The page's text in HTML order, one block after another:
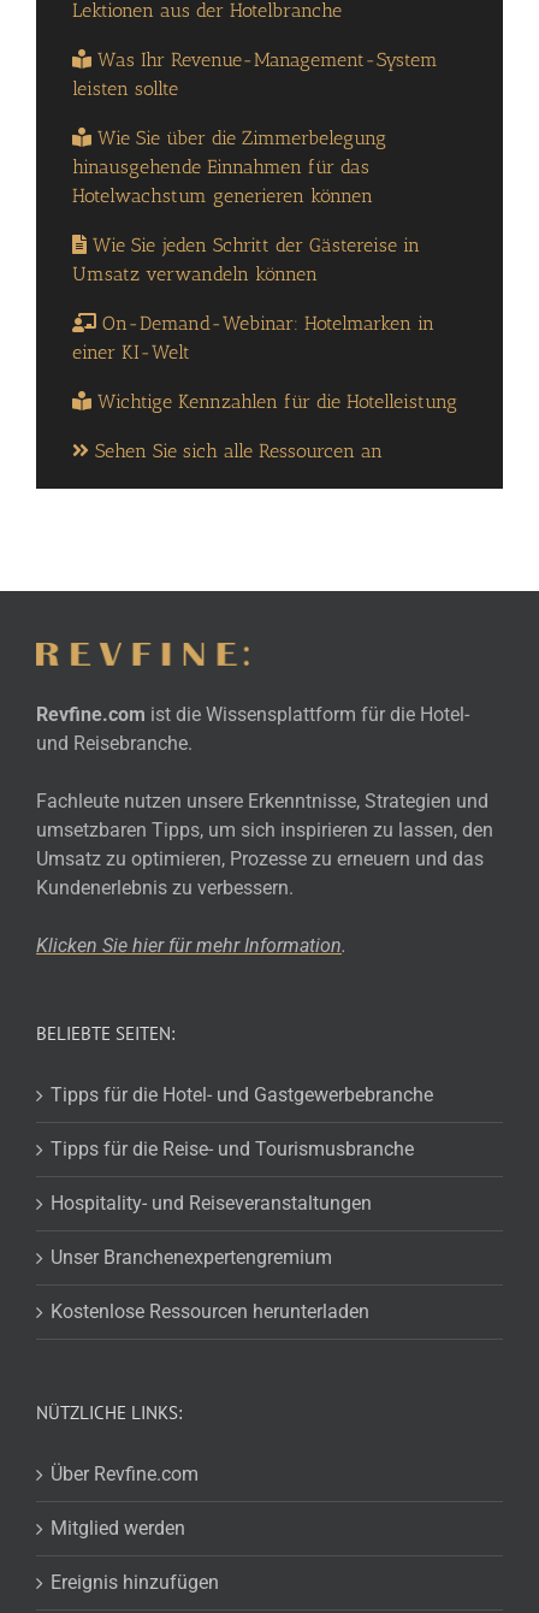
Lektionen aus der Hotelbranche
Was Ihr Revenue-Management-System
leisten sollte
Wie Sie über die Zimmerbelegung
hinausgehende Einnahmen für das
Hotelwachstum generieren können
Wie Sie jeden Schritt der Gästereise in
Umsatz verwandeln können
On-Demand-Webinar: Hotelmarken in
einer KI-Welt
Wichtige Kennzahlen für die Hotelleistung
Sehen Sie sich alle Ressourcen an
Revfine.com ist die Wissensplattform für die Hotel-
und Reisebranche.
Fachleute nutzen unsere Erkenntnisse, Strategien und
umsetzbaren Tipps, um sich inspirieren zu lassen, den
Umsatz zu optimieren, Prozesse zu erneuern und das
Kundenerlebnis zu verbessern.
Klicken Sie hier für mehrInformation.
BELIEBTE SEITEN:
Tipps für die Hotel- und Gastgewerbebranche
Tipps für die Reise- und Tourismusbranche
Hospitality- und Reiseveranstaltungen
Unser Branchenexpertengremium
Kostenlose Ressourcen herunterladen
NÜTZLICHE LINKS:
Über Revfine.com
Mitglied werden
Ereignis hinzufügen